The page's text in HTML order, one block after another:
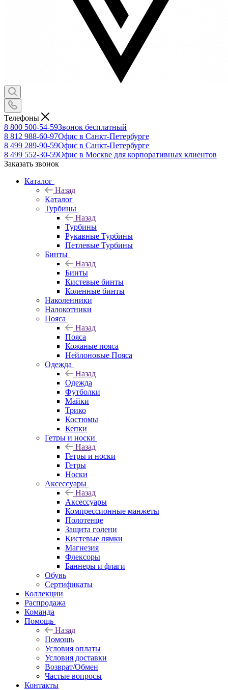
Телефоны
8 800 500-54-59Звонок бесплатный
8 812 988-60-97Офис в Санкт-Петербурге
8 499 289-90-59Офис в Санкт-Петербурге
8 499 552-30-59Офис в Москве для корпоративных клиентов
Заказать звонок
Каталог
Назад
Каталог
Турбины
Назад
Турбины
Рукавные Турбины
Петлевые Турбины
Бинты
Назад
Бинты
Кистевые бинты
Коленные бинты
Наколенники
Налокотники
Пояса
Назад
Пояса
Кожаные пояса
Нейлоновые Пояса
Одежда
Назад
Одежда
Футболки
Майки
Трико
Костюмы
Кепки
Гетры и носки
Назад
Гетры и носки
Гетры
Носки
Аксессуары
Назад
Аксессуары
Компрессионные манжеты
Полотенце
Защита голени
Кистевые лямки
Магнезия
Флексоры
Баннеры и флаги
Обувь
Сертификаты
Коллекции
Распродажа
Команда
Помощь
Назад
Помощь
Условия оплаты
Условия доставки
Возврат/Обмен
Частые вопросы
Контакты